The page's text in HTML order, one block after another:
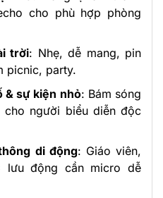
cho phù hợp phòng
trời: Nhẹ, dễ mang, pin
picnic, party.
& sự kiện nhỏ: Bám sóng
người biểu diễn độc
di động: Giáo viên,
lưu động cần micro dễ